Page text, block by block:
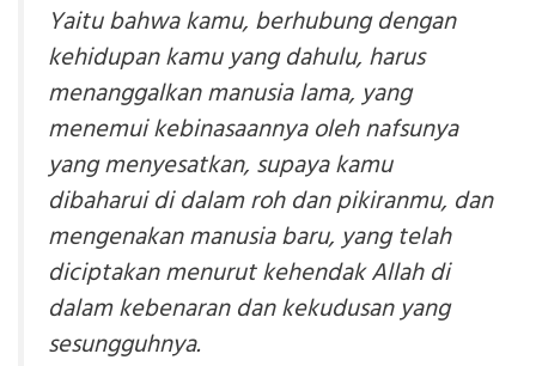
Yaitu bahwa kamu, berhubung dengan
kehidupan kamu yang dahulu, harus
menanggalkan manusia lama, yang
menemui kebinasaannya oleh nafsunya
yang menyesatkan, supaya kamu
dibaharui di dalam roh dan pikiranmu, dan
mengenakan manusia baru, yang telah
diciptakan menurut kehendak Allah di
dalam kebenaran dan kekudusan yang
sesungguhnya.